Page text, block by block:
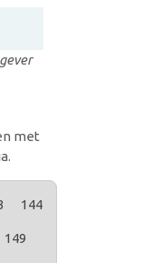
met
144
149